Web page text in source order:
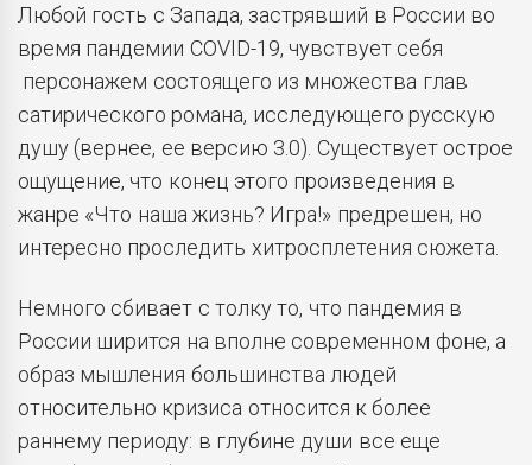
Любой гость с Запада, застрявший в России во
время пандемии COVID-19, чувствует себя
персонажем состоящего из множества глав
сатирического романа, исследующего русскую
душу (вернее, ее версию 3.0). Существует острое
ощущение, что конец этого произведения в
жанре «Что наша жизнь? Игра!» предрешен, но
интересно проследить хитросплетения сюжета.
Немного сбивает с толку то, что пандемия в
России ширится на вполне современном фоне, а
образ мышления большинства людей
относительно кризиса относится к более
раннему периоду: в глубине души все еще